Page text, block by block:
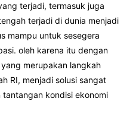
terjadi, termasuk juga
terjadi di dunia menjadi
mampu untuk sesegera
oleh karena itu dengan
merupakan langkah
RI, menjadi solusi sangat
kondisi ekonomi